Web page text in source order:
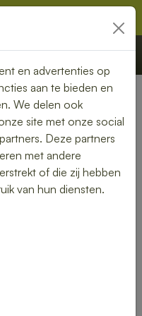
Bestellen
Opende –
smakelijke
broodjes tot gezonde
lunch waar jij maar wilt.
voor een snelle
en advertenties op
aan te bieden en
We delen ook
site met onze social
Deze partners
met andere
of die zij hebben
van hun diensten.